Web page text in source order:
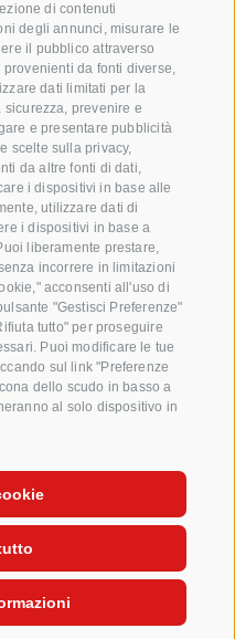
di contenuti
degli annunci, misurare le
il pubblico attraverso
da fonti diverse,
dati limitati per la
prevenire e
e presentare pubblicità
scelte sulla privacy,
da altre fonti di dati,
i dispositivi in base alle
utilizzare dati di
i dispositivi in base a
liberamente prestare,
incorrere in limitazioni
acconsenti all'uso di
"Gestisci Preferenze"
tutto" per proseguire
Puoi modificare le tue
sul link "Preferenze
dello scudo in basso a
al solo dispositivo in
Ortofrutticole
Alto Adige, Italia